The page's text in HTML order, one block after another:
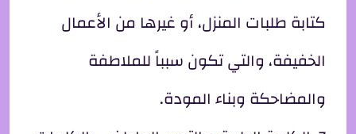
كتابة طلبات المنزل، أو غيرها من الأعمال
الخفيفة، والتي تكون سبباً للملاطفة
والمضاحكة وبناء المودة.